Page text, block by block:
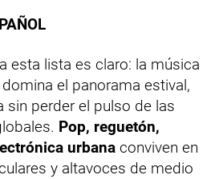
esta lista es claro: la música
el panorama estival,
sin perder el pulso de las
Pop, reguetón,
urbana conviven en
y altavoces de medio